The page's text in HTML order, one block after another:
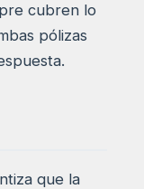
cubren lo
pólizas
que la